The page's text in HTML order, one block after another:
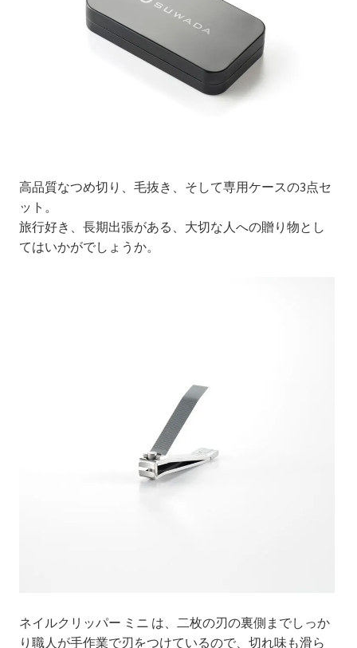
高品質なつめ切り、毛抜き、そして専用ケースの3点セ
ット。
旅行好き、長期出張がある、大切な人への贈り物とし
てはいかがでしょうか。
ネイルクリッパー ミニ は、二枚の刃の裏側までしっか
り職人が手作業で刃をつけているので、切れ味も滑ら